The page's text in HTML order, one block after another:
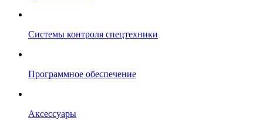
Системы контроля спецтехники
Программное обеспечение
Аксессуары